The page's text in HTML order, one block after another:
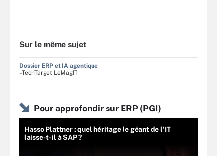
Sur le même sujet
Dossier ERP et IA agentique
–TechTarget LeMagIT
Pour approfondir sur ERP (PGI)
Hasso Plattner : quel héritage le géant de l’IT
laisse-t-il à SAP ?